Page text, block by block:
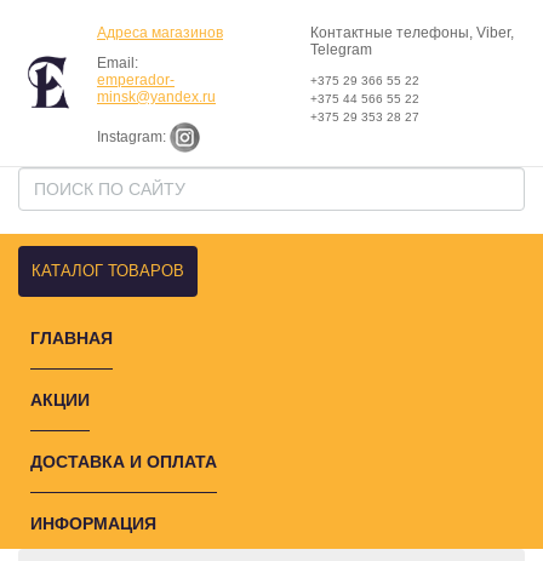
Адреса магазинов
Email:
emperador-
minsk@yandex.ru
Instagram:
Контактные телефоны, Viber,
Telegram
+375 29 366 55 22
+375 44 566 55 22
+375 29 353 28 27
КАТАЛОГ ТОВАРОВ
ГЛАВНАЯ
АКЦИИ
ДОСТАВКА И ОПЛАТА
ИНФОРМАЦИЯ